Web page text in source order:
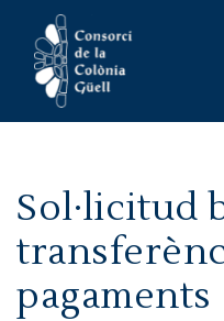
Sol·licitud
pagaments